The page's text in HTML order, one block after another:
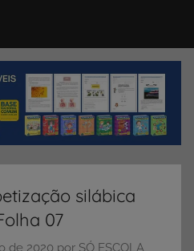
silábica
07
de 2020 por SÓ ESCOLA